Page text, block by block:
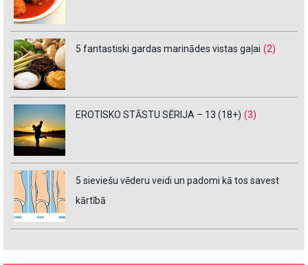
5 fantastiski gardas marinādes vistas gaļai (2)
EROTISKO STĀSTU SĒRIJA – 13 (18+) (3)
5 sieviešu vēderu veidi un padomi kā tos savest
kārtībā